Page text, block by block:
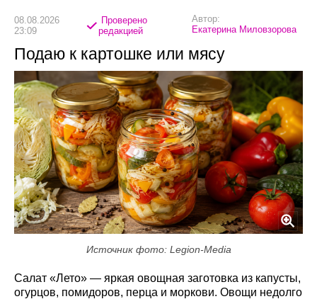
08.08.2026
23:09
Проверено
редакцией
Автор:
Екатерина Миловзорова
Подаю к картошке или мясу
Источник фото: Legion-Media
Салат «Лето» — яркая овощная заготовка из капусты,
огурцов, помидоров, перца и моркови. Овощи недолго